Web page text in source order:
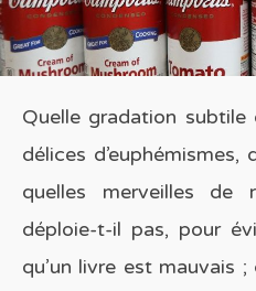
Quelle gradation subtile
délices d’euphémismes,
quelles merveilles de
déploie-t-il pas, pour
qu’un livre est mauvais ;